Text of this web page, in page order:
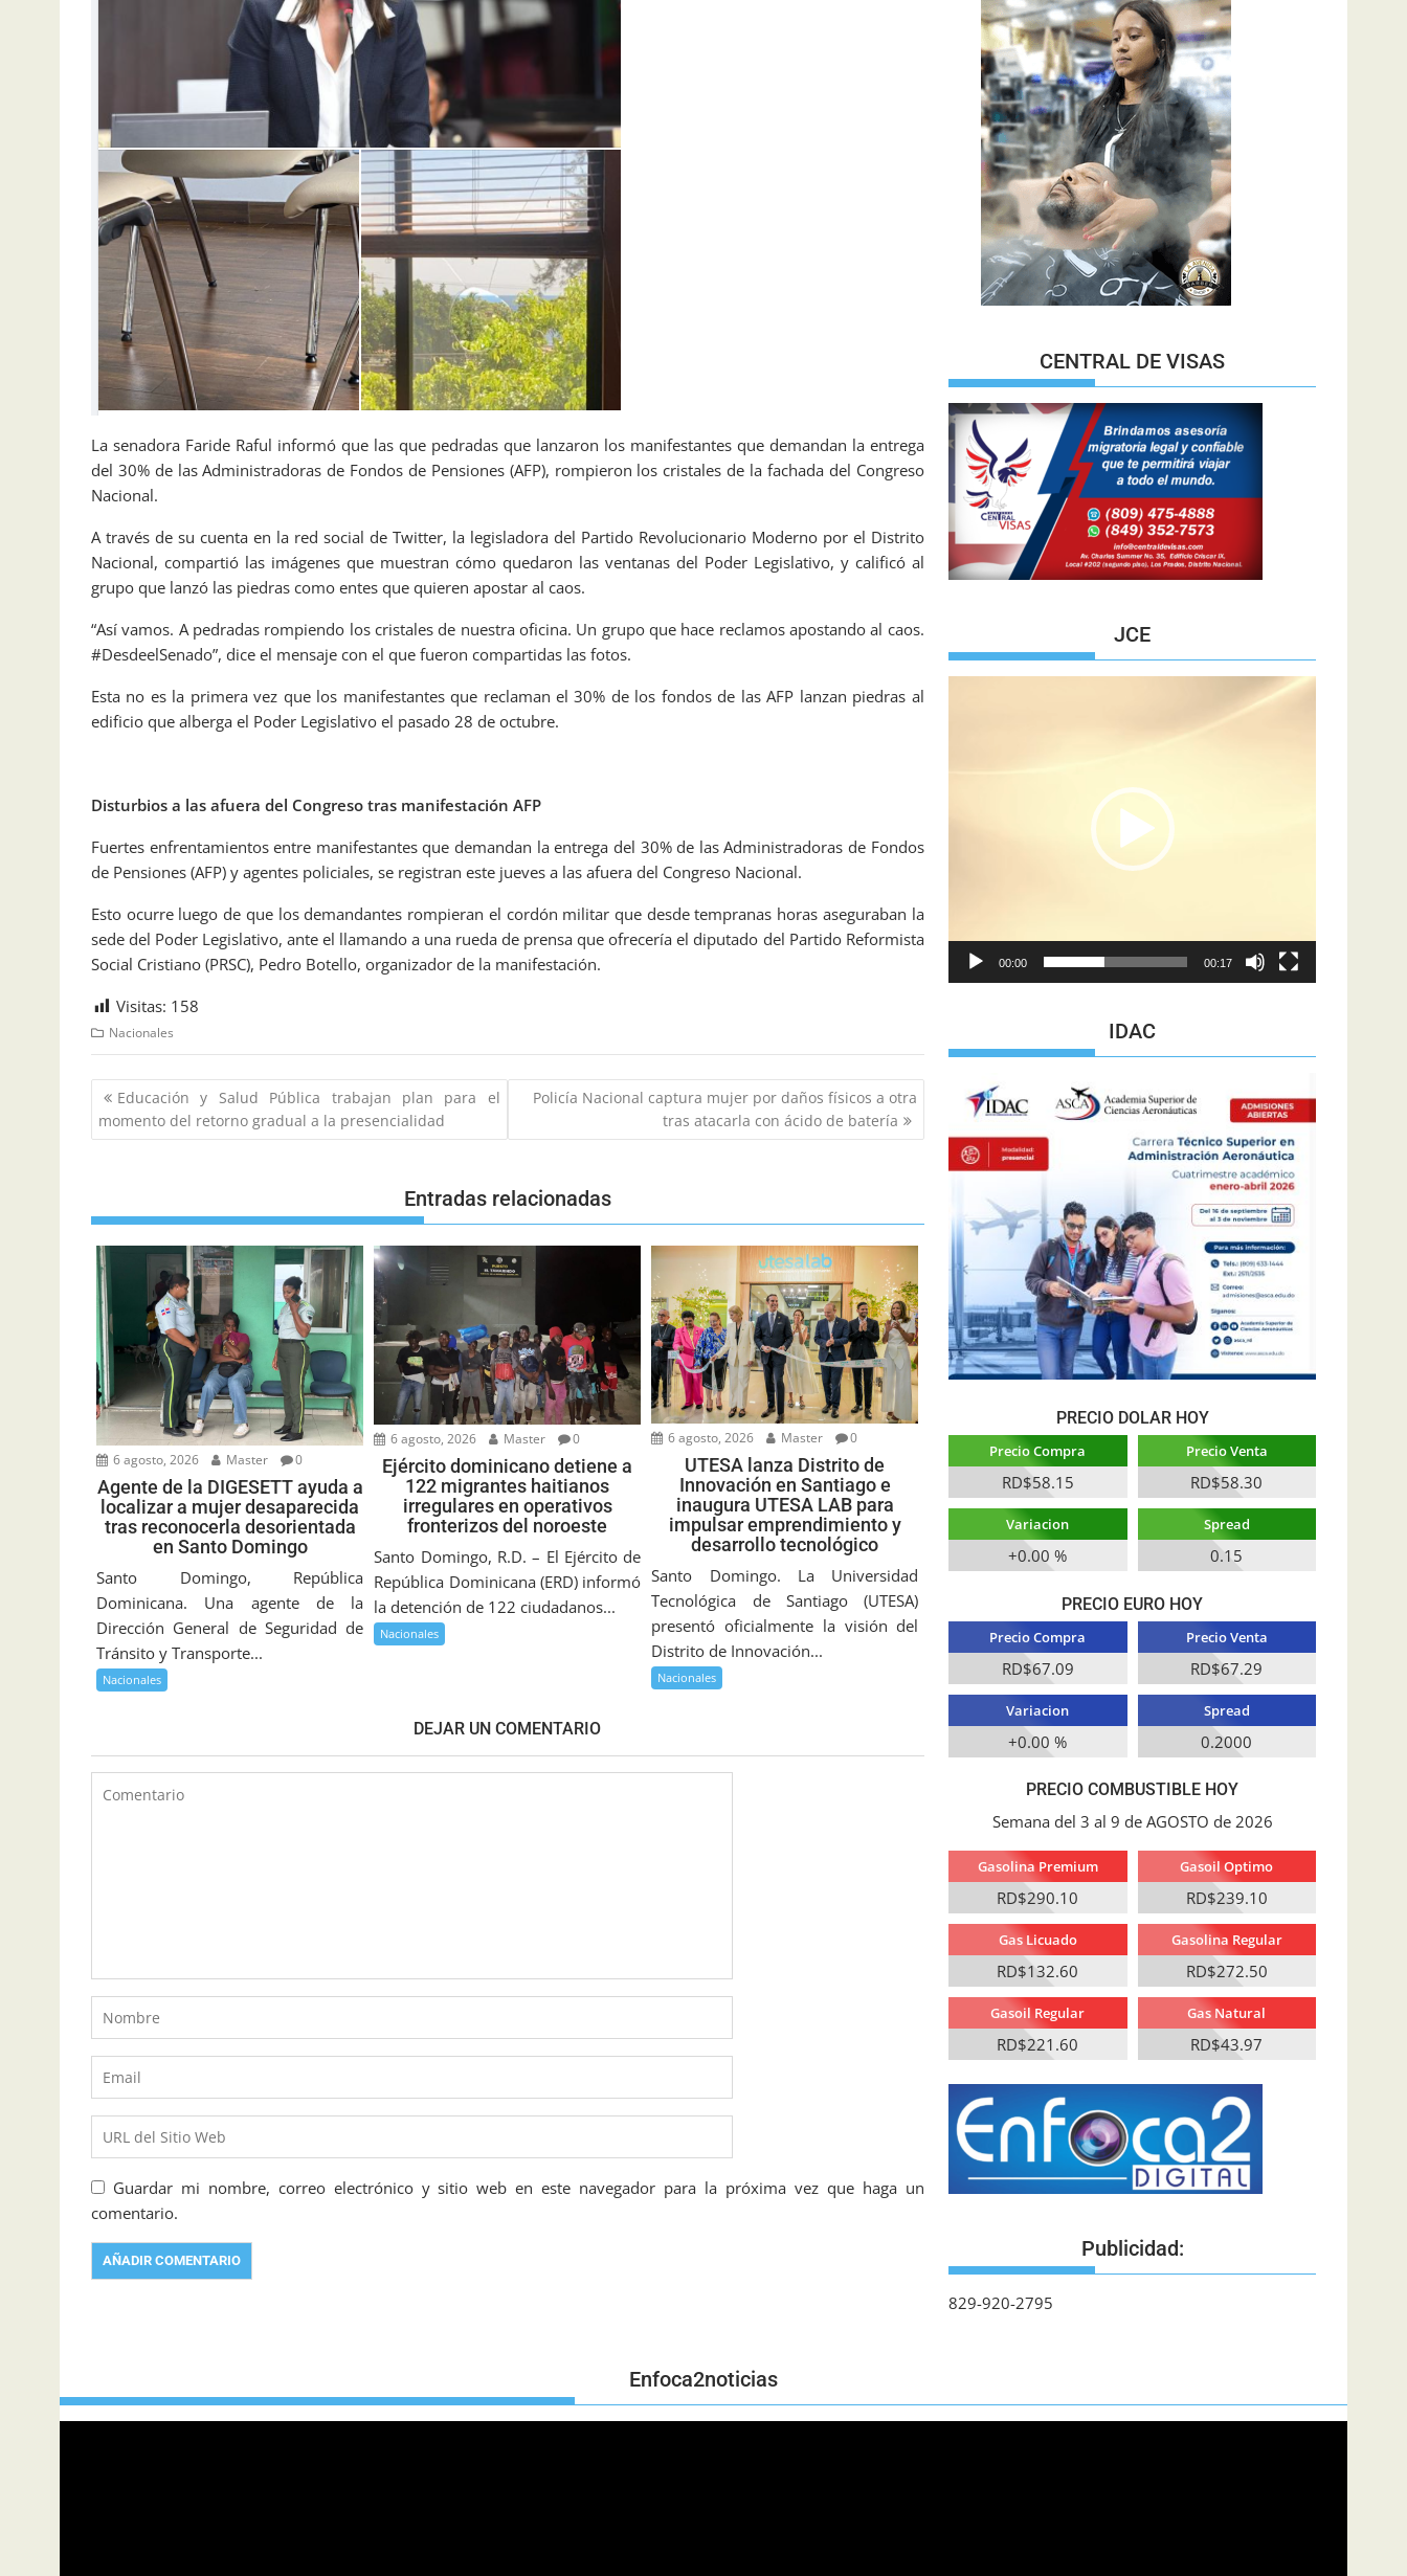
La senadora Faride Raful informó que las que pedradas que lanzaron los manifestantes que demandan la entrega
del 30% de las Administradoras de Fondos de Pensiones (AFP), rompieron los cristales de la fachada del Congreso
Nacional.
A través de su cuenta en la red social de Twitter, la legisladora del Partido Revolucionario Moderno por el Distrito
Nacional, compartió las imágenes que muestran cómo quedaron las ventanas del Poder Legislativo, y calificó al
grupo que lanzó las piedras como entes que quieren apostar al caos.
“Así vamos. A pedradas rompiendo los cristales de nuestra oficina. Un grupo que hace reclamos apostando al caos.
#DesdeelSenado”, dice el mensaje con el que fueron compartidas las fotos.
Esta no es la primera vez que los manifestantes que reclaman el 30% de los fondos de las AFP lanzan piedras al
edificio que alberga el Poder Legislativo el pasado 28 de octubre.
Disturbios a las afuera del Congreso tras manifestación AFP
Fuertes enfrentamientos entre manifestantes que demandan la entrega del 30% de las Administradoras de Fondos
de Pensiones (AFP) y agentes policiales, se registran este jueves a las afuera del Congreso Nacional.
Esto ocurre luego de que los demandantes rompieran el cordón militar que desde tempranas horas aseguraban la
sede del Poder Legislativo, ante el llamando a una rueda de prensa que ofrecería el diputado del Partido Reformista
Social Cristiano (PRSC), Pedro Botello, organizador de la manifestación.
Visitas: 158
Nacionales
Educación y Salud Pública trabajan plan para el
momento del retorno gradual a la presencialidad
Policía Nacional captura mujer por daños físicos a otra
tras atacarla con ácido de batería
Entradas relacionadas
6 agosto, 2026 Master 0
Agente de la DIGESETT ayuda a
localizar a mujer desaparecida
tras reconocerla desorientada
en Santo Domingo
Santo Domingo, República
Dominicana. Una agente de la
Dirección General de Seguridad de
Tránsito y Transporte...
Nacionales
6 agosto, 2026 Master 0
Ejército dominicano detiene a
122 migrantes haitianos
irregulares en operativos
fronterizos del noroeste
Santo Domingo, R.D. – El Ejército de
República Dominicana (ERD) informó
la detención de 122 ciudadanos...
Nacionales
6 agosto, 2026 Master 0
UTESA lanza Distrito de
Innovación en Santiago e
inaugura UTESA LAB para
impulsar emprendimiento y
desarrollo tecnológico
Santo Domingo. La Universidad
Tecnológica de Santiago (UTESA)
presentó oficialmente la visión del
Distrito de Innovación...
Nacionales
DEJAR UN COMENTARIO
Guardar mi nombre, correo electrónico y sitio web en este navegador para la próxima vez que haga un
comentario.
CENTRAL DE VISAS
JCE
00:00 00:17
IDAC
PRECIO DOLAR HOY
Precio Compra
RD$58.15
Precio Venta
RD$58.30
Variacion
+0.00 %
Spread
0.15
PRECIO EURO HOY
Precio Compra
RD$67.09
Precio Venta
RD$67.29
Variacion
+0.00 %
Spread
0.2000
PRECIO COMBUSTIBLE HOY
Semana del 3 al 9 de AGOSTO de 2026
Gasolina Premium
RD$290.10
Gasoil Optimo
RD$239.10
Gas Licuado
RD$132.60
Gasolina Regular
RD$272.50
Gasoil Regular
RD$221.60
Gas Natural
RD$43.97
Publicidad:
829-920-2795
Enfoca2noticias